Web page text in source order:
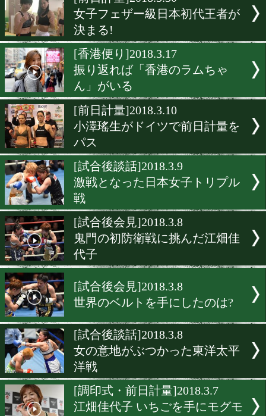
[試合後談話]2018.3.31
意地の張り合いとなった日
子王座戦
[前日計量]2018.3.30
女子フェザー級日本初代王
決まる!
[香港便り]2018.3.17
振り返れば「香港のラムち
[前日計量]2018.3.10
小澤瑤生がドイツで前日計
パス
[試合後談話]2018.3.9
激戦となった日本女子トリ
戦
[試合後会見]2018.3.8
鬼門の初防衛戦に挑んだ江
代子